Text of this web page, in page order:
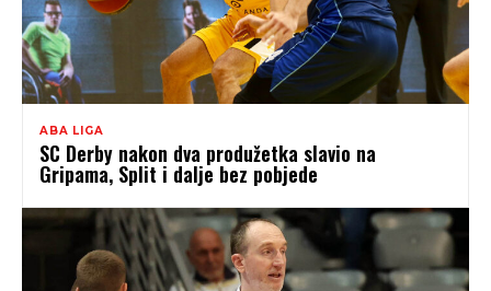
ABA LIGA
SC Derby nakon dva produžetka slavio na
Gripama, Split i dalje bez pobjede